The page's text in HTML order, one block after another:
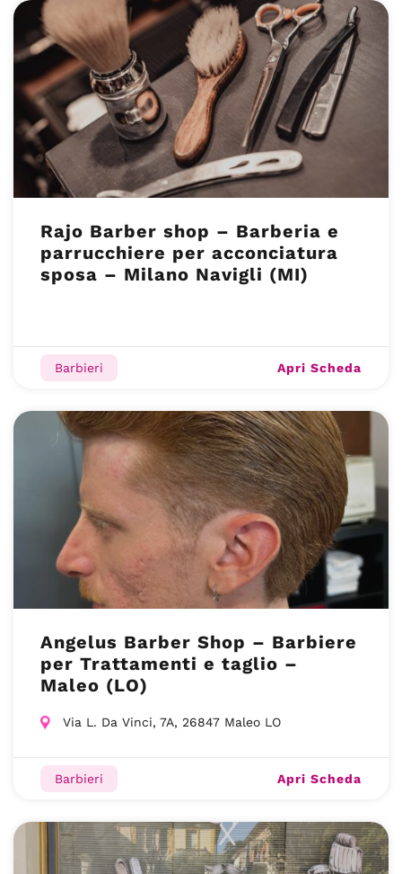
Rajo Barber shop – Barberia e
parrucchiere per acconciatura
sposa – Milano Navigli (MI)
Barbieri Apri Scheda
Angelus Barber Shop – Barbiere
per Trattamenti e taglio –
Maleo (LO)
Via L. Da Vinci, 7A, 26847 Maleo LO
Barbieri Apri Scheda